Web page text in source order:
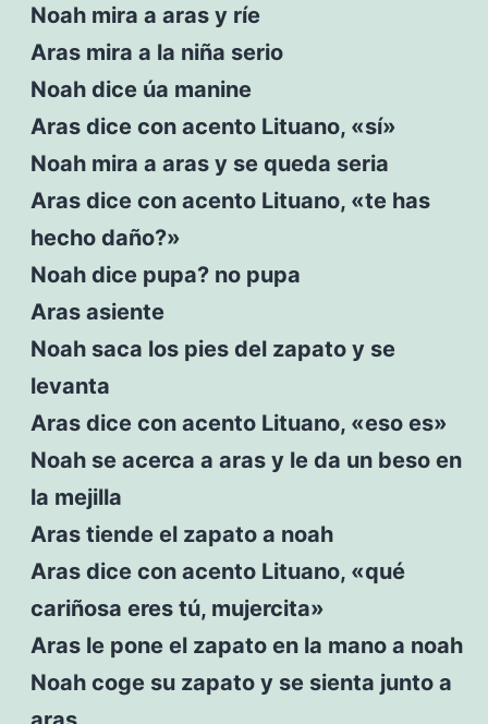
Noah mira a aras y ríe
Aras mira a la niña serio
Noah dice úa manine
Aras dice con acento Lituano, «sí»
Noah mira a aras y se queda seria
Aras dice con acento Lituano, «te has
hecho daño?»
Noah dice pupa? no pupa
Aras asiente
Noah saca los pies del zapato y se
levanta
Aras dice con acento Lituano, «eso es»
Noah se acerca a aras y le da un beso en
la mejilla
Aras tiende el zapato a noah
Aras dice con acento Lituano, «qué
cariñosa eres tú, mujercita»
Aras le pone el zapato en la mano a noah
Noah coge su zapato y se sienta junto a